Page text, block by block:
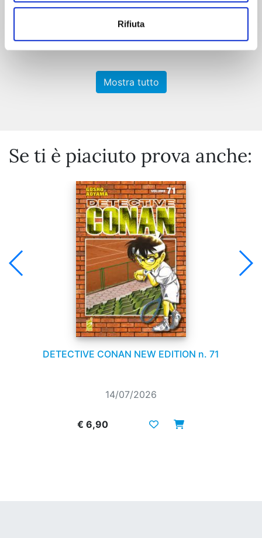
Rifiuta
Mostra tutto
Se ti è piaciuto prova anche:
DETECTIVE CONAN NEW EDITION n. 71
14/07/2026
€ 6,90